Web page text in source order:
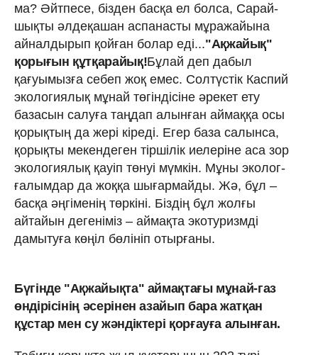
ма? Әйтпесе, бізден басқа ел болса, Сарай­
шықты әлдеқашан аспанасты мұражайына
айналдырып қойған болар еді..."Ақжайық"
қорығын құтқарайық!Бұлай деп дабыл
қағуымызға себеп жоқ емес. Солтүстік Каспий
экологиялық мұнай төгіндісіне әрекет ету
базасын салуға таңдап алынған аймаққа осы
қорықтың да жері кіреді. Егер база салынса,
қорықты мекендеген тіршілік иелеріне аса зор
экологиялық қауіп төнуі мүмкін. Мұны эколог-
ғалымдар да жоққа шығармайды. Жә, бұл –
басқа әңгіменің төркіні. Біздің бұл жолғы
айтайын дегеніміз – аймақта экотуризмді
дамытуға көңіл бөлініп отырғаны.
Бүгін­де "Ақжайықта" аймақтағы мұнай-газ
өндірісінің әсерінен азайып бара жатқан
құстар мен су жәндіктері қорғауға алынған.